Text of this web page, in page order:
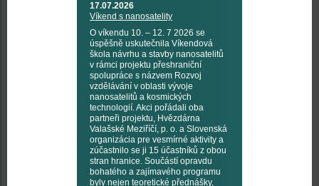
17.07.2026
Víkend s nanosatelity
O víkendu 10. – 12. 7 2026 se
úspěšně uskutečnila Víkendová
škola návrhu a stavby nanosatelitů
v rámci projektu přeshraniční
spolupráce s názvem Rozvoj
vzdělávání v oblasti vývoje
nanosatelitů a kosmických
technologií. Akci pořádali oba
partneři projektu, Hvězdárna
Valašské Meziříčí, p. o. a Slovenská
organizácia pre vesmírné aktivity a
zúčastnilo se ji 15 účastníků z obou
stran hranice. Součástí opravdu
bohatého a zajímavého programu
byly nejen teoretické přednášky,